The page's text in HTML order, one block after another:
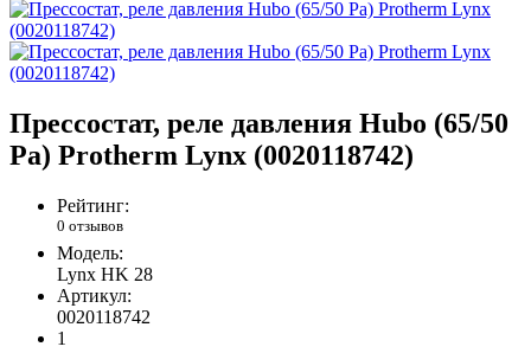
Прессостат, реле давления Hubo (65/50
Pa) Protherm Lynx (0020118742)
Рейтинг:
0 отзывов
Модель:
Lynx HK 28
Артикул:
0020118742
1